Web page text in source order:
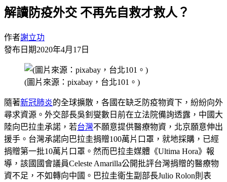
解讀防疫外交 不再先自救才救人？
作者謝立功
發布日期2020年4月17日
(圖片來源：pixabay，台北101。)
隨著新冠肺炎的全球擴散，各國在缺乏防疫物資下，紛紛向外
尋求資源。外交部長吳釗燮數日前在立法院備詢透露，中國大
陸向巴拉圭承諾，若台灣不願意提供醫療物資，北京願意伸出
援手。台灣承諾向巴拉圭捐贈100萬片口罩，就地採購，已經
捐贈第一批10萬片口罩。然而巴拉圭媒體《Ultima Hora》報
導，該國國會議員Celeste Amarilla公開批評台灣捐贈的醫療物
資不足，不如轉向中國。巴拉圭衛生副部長Julio Rolon則表